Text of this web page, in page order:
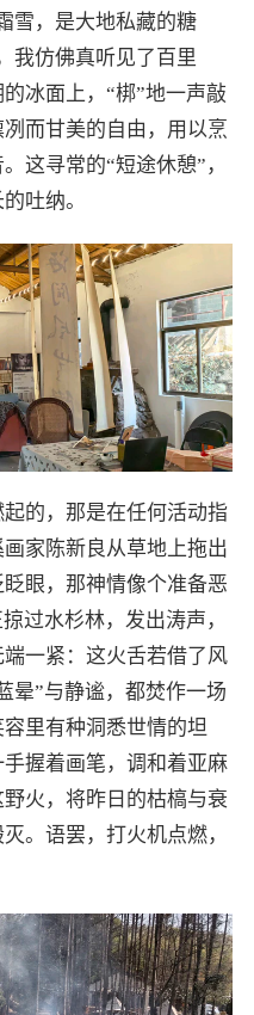
雪，是大地私藏的糖
我仿佛真听见了百里
冰面上，“梆”地一声敲
而甘美的自由，用以烹
这寻常的“短途休憩”，
吐纳。
的，那是在任何活动指
家陈新良从草地上拖出
眼，那神情像个准备恶
过水杉林，发出涛声，
一紧：这火舌若借了风
晕”与静谧，都焚作一场
里有种洞悉世情的坦
握着画笔，调和着亚麻
火，将昨日的枯槁与衰
。语罢，打火机点燃，